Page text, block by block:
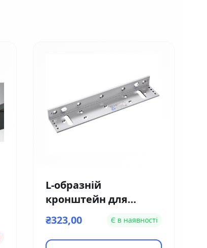
L-образній
кронштейн для
кріплення замку на
вузькі двері Yli
Electronic MBK-180NL
₴323,00 Є в наявності